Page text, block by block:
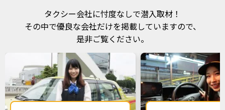
タクシー会社に忖度なしで潜入取材！
その中で優良な会社だけを掲載していますので、
是非ご覧ください。